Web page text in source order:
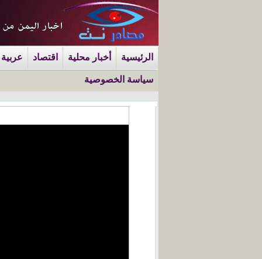
الرئيسية أخبار محلية اقتصاد
سياسة الخصوصية